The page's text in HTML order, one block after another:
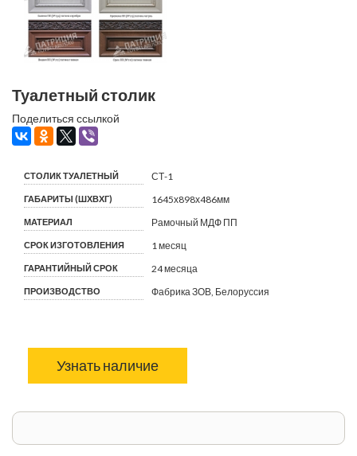
Туалетный столик
Поделиться ссылкой
СТОЛИК ТУАЛЕТНЫЙ СТ-1
ГАБАРИТЫ (ШХВХГ) 1645х898х486мм
МАТЕРИАЛ Рамочный МДФ ПП
СРОК ИЗГОТОВЛЕНИЯ 1 месяц
ГАРАНТИЙНЫЙ СРОК 24 месяца
ПРОИЗВОДСТВО Фабрика ЗОВ, Белоруссия
Узнать наличие